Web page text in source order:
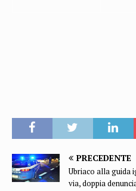
PRECEDENTE
Ubriaco alla guida
via, doppia